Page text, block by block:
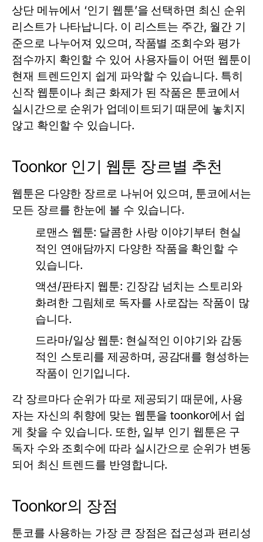
상단 메뉴에서 ‘인기 웹툰’을 선택하면 최신 순위
리스트가 나타납니다. 이 리스트는 주간, 월간 기
준으로 나누어져 있으며, 작품별 조회수와 평가
점수까지 확인할 수 있어 사용자들이 어떤 웹툰이
현재 트렌드인지 쉽게 파악할 수 있습니다. 특히
신작 웹툰이나 최근 화제가 된 작품은 툰코에서
실시간으로 순위가 업데이트되기 때문에 놓치지
않고 확인할 수 있습니다.
Toonkor 인기 웹툰 장르별 추천
웹툰은 다양한 장르로 나뉘어 있으며, 툰코에서는
모든 장르를 한눈에 볼 수 있습니다.
로맨스 웹툰: 달콤한 사랑 이야기부터 현실
적인 연애담까지 다양한 작품을 확인할 수
있습니다.
액션/판타지 웹툰: 긴장감 넘치는 스토리와
화려한 그림체로 독자를 사로잡는 작품이 많
습니다.
드라마/일상 웹툰: 현실적인 이야기와 감동
적인 스토리를 제공하며, 공감대를 형성하는
작품이 인기입니다.
각 장르마다 순위가 따로 제공되기 때문에, 사용
자는 자신의 취향에 맞는 웹툰을toonkor에서 쉽
게 찾을 수 있습니다. 또한, 일부 인기 웹툰은 구
독자 수와 조회수에 따라 실시간으로 순위가 변동
되어 최신 트렌드를 반영합니다.
Toonkor의 장점
툰코를 사용하는 가장 큰 장점은 접근성과 편리성